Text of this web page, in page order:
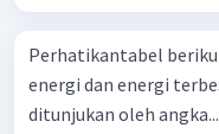
Perhatikantabel berikut ini! Pasangan sektor
energi dan energi
ditunjukan oleh angka...